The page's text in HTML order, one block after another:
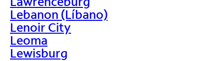
Lebanon (Líbano)
Lenoir City
Leoma
Lewisburg